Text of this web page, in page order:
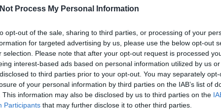
Process My Personal Information
opt-out of the sale, sharing to third parties, or processing of your
for targeted advertising by us, please use the below opt-out
selection. Please note that after your opt-out request is processed
interest-based ads based on personal information utilized by us
to third parties prior to your opt-out. You may separately
of your personal information by third parties on the IAB’s list of
This information may also be disclosed by us to third parties on the
Participants that may further disclose it to other third parties.
Anderson
Minivel. Arra kérünk benneteket, hogy ha éppen arra jártok,
akár szövegesen (azért jó ez nekünk, mert ennek
ajánl másoknak). Egyéb visszajelzések, észrevételek is
share-elitek a mostani adást (vagy valamelyik korábbit).
évadban: